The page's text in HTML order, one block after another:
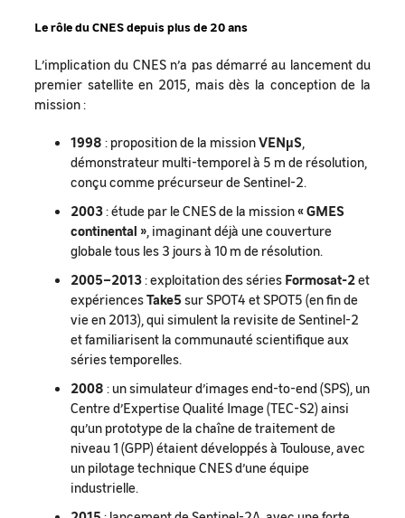
Le rôle du CNES depuis plus de 20 ans
L’implication du CNES n’a pas démarré au lancement du
premier satellite en 2015, mais dès la conception de la
mission :
1998 : proposition de la missionVENµS
démonstrateur multi-temporel à 5 m de résolution,
conçu comme précurseur de Sentinel-2.
2003: étude par le CNES de la mission« GMES
continental » , imaginant déjà une couverture
globale tous les 3 jours à 10 m de résolution.
2005–2013: exploitation des séries Formosat-2et
expériencesTake5 sur SPOT4 et SPOT5 (en fin de
vie en 2013), qui simulent la revisite de Sentinel-2
et familiarisent la communauté scientifique aux
séries temporelles.
2008 : un simulateur d’images end-to-end (SPS), un
Centre d’Expertise Qualité Image (TEC-S2) ainsi
qu’un prototype de la chaîne de traitement de
niveau 1 (GPP) étaient développés à Toulouse, avec
un pilotage technique CNES d’une équipe
industrielle.